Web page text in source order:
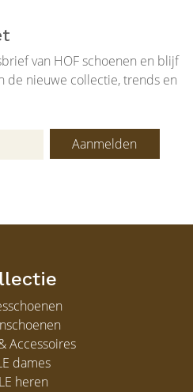
van HOF schoenen en blijf
de nieuwe collectie, trends en
Aanmelden
Accessoires
dames
heren